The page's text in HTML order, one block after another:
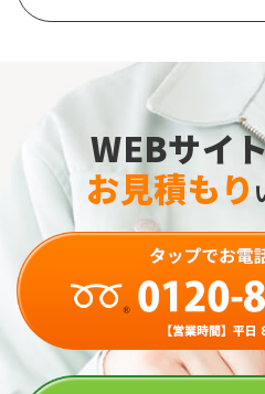
WEBサイ
お見積もり